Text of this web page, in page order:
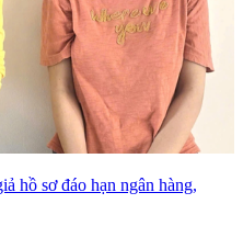
hồ sơ đáo hạn ngân hàng,